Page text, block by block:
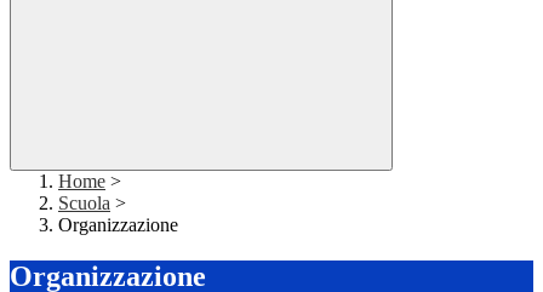
Home >
Scuola >
Organizzazione
Organizzazione